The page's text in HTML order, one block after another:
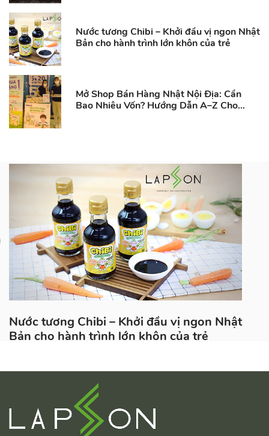
Nước tương Chibi – Khởi đầu vị ngon Nhật
Bản cho hành trình lớn khôn của trẻ
Mở Shop Bán Hàng Nhật Nội Địa: Cần
Bao Nhiêu Vốn? Hướng Dẫn A–Z Cho
Nước tương Chibi – Khởi đầu vị ngon Nhật
Bản cho hành trình lớn khôn của trẻ